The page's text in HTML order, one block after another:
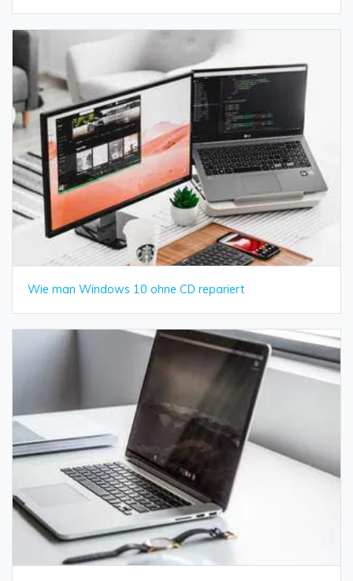
Wie man Windows 10 ohne CD repariert